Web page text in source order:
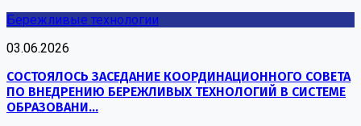
Бережливые технологии
03.06.2026
СОСТОЯЛОСЬ ЗАСЕДАНИЕ КООРДИНАЦИОННОГО СОВЕТА
ПО ВНЕДРЕНИЮ БЕРЕЖЛИВЫХ ТЕХНОЛОГИЙ В СИСТЕМЕ
ОБРАЗОВАНИ...